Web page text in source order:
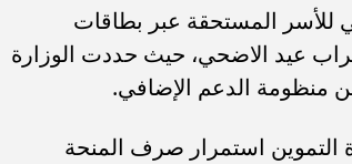
للأسر المستحقة عبر بطاقات
عيد الاضحي، حيث حددت الوزارة
التموين استمرار صرف المنحة
محافظ القاهرة يعتمد جدول إمتحانات الدور